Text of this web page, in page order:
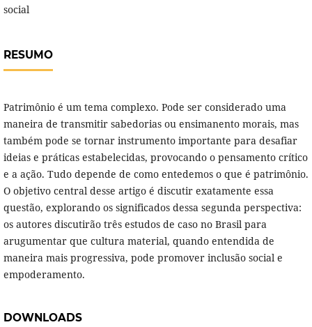
social
RESUMO
Patrimônio é um tema complexo. Pode ser considerado uma
maneira de transmitir sabedorias ou ensimanento morais, mas
também pode se tornar instrumento importante para desafiar
ideias e práticas estabelecidas, provocando o pensamento crítico
e a ação. Tudo depende de como entedemos o que é patrimônio.
O objetivo central desse artigo é discutir exatamente essa
questão, explorando os significados dessa segunda perspectiva:
os autores discutirão três estudos de caso no Brasil para
arugumentar que cultura material, quando entendida de
maneira mais progressiva, pode promover inclusão social e
empoderamento.
DOWNLOADS